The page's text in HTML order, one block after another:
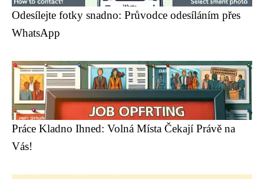
Odesílejte fotky snadno: Průvodce odesíláním přes
WhatsApp
Práce Kladno Ihned: Volná Místa Čekají Právě na
Vás!